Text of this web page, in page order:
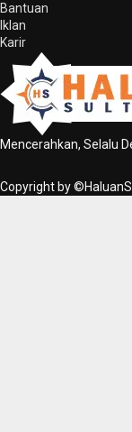
Bantuan
Iklan
Karir
Mencerahkan, Selalu
Copyright by